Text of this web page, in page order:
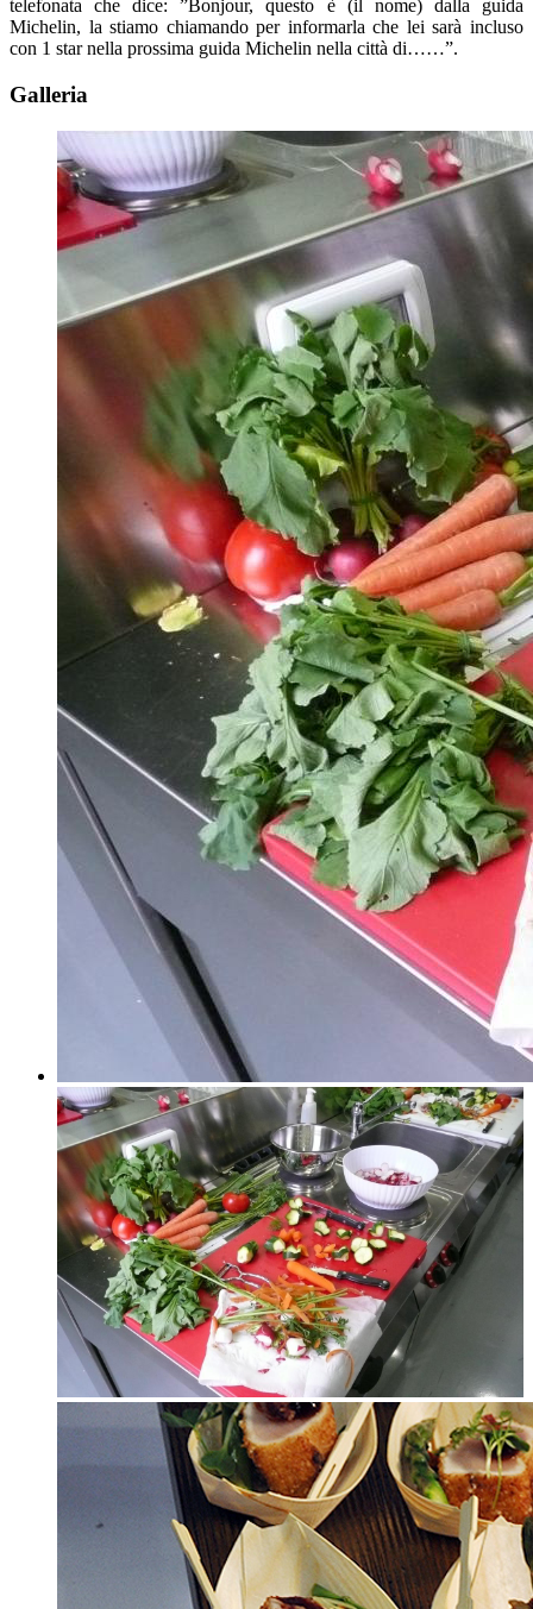
telefonata che dice: ”Bonjour, questo è (il nome) dalla guida
Michelin, la stiamo chiamando per informarla che lei sarà incluso
con 1 star nella prossima guida Michelin nella città di……”.
Galleria